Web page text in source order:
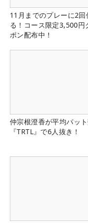
11月までのプレーに2回
る！コース限定3,500円
ポン配布中！
仲宗根澄香が平均パッ
『TRTL』で6人抜き！